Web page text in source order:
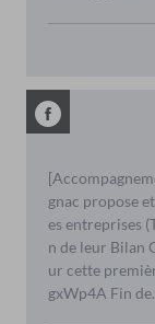
gnac propose
es entreprises
n de leur Bilan
ur cette
gxWp4A Fin